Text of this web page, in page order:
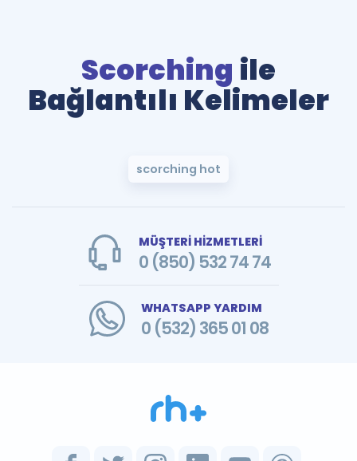
Scorching ile
Bağlantılı Kelimeler
scorching hot
MÜŞTERİ HİZMETLERİ
0 (850) 532 74 74
WHATSAPP YARDIM
0 (532) 365 01 08